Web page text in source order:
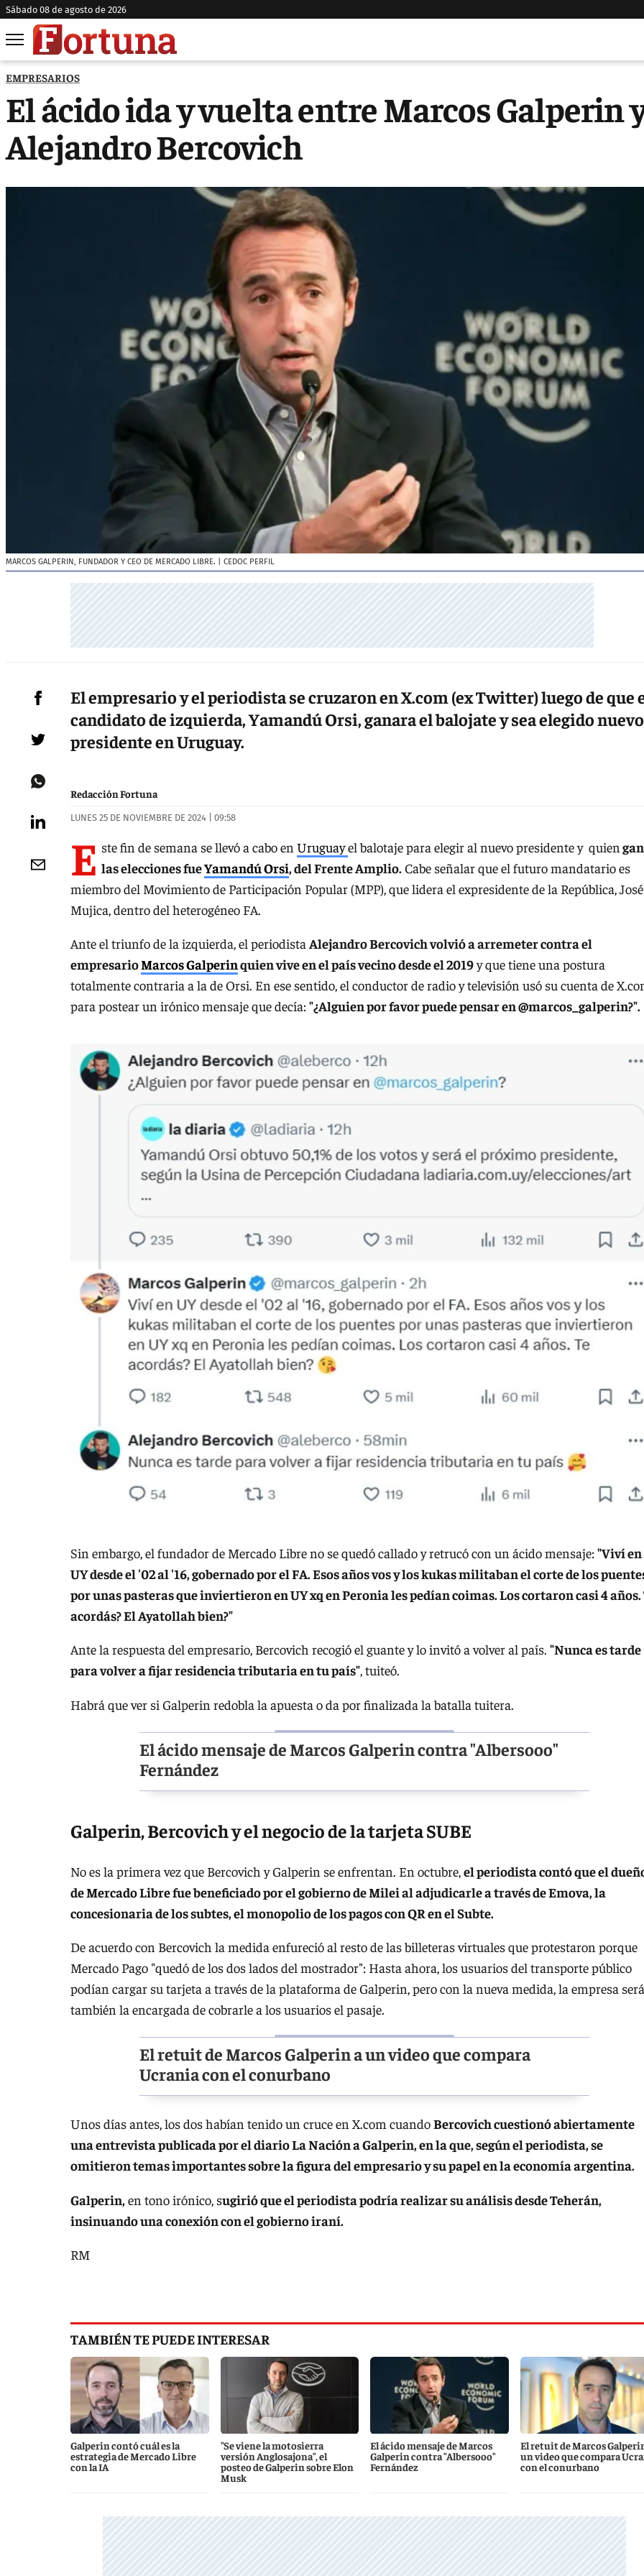
sábado 08 de agosto de 2026
EMPRESARIOS
El ácido ida y vuelta entre Marcos Galperin
Alejandro Bercovich
MARCOS GALPERIN, FUNDADOR Y CEO DE MERCADO LIBRE. | CEDOC PERFIL
El empresario y el periodista se cruzaron en X.com (ex Twitter) luego de que
candidato de izquierda, Yamandú Orsi, ganara el balojate y sea elegido nuevo
presidente en Uruguay.
Redacción Fortuna
LUNES 25 DE NOVIEMBRE DE 2024 | 09:58
E ste fin de semana se llevó a cabo en Uruguayel balotaje para elegir al nuevo presidente y quien
las elecciones fueYamandú Orsi, del Frente Amplio.Cabe señalar que el futuro mandatario es
miembro del Movimiento de Participación Popular (MPP), que lidera el expresidente de la República, José
Mujica, dentro del heterogéneo FA.
Ante el triunfo de la izquierda, el periodista Alejandro Bercovich volvió a arremeter contra el
empresarioMarcos Galperinquien vive en el país vecino desde el 2019y que tiene una postura
totalmente contraria a la de Orsi. En ese sentido, el conductor de radio y televisión usó su cuenta de
para postear un irónico mensaje que decía:"¿Alguien por favor puede pensar en @marcos_galperin?".
Sin embargo, el fundador de Mercado Libre no se quedó callado y retrucó con un ácido mensaje:"Viví en
UY desde el '02 al '16, gobernado por el FA. Esos años vos y los kukas militaban el corte de los
por unas pasteras que inviertieron en UY xq en Peronia les pedían coimas. Los cortaron casi 4 años.
acordás? El Ayatollah bien?"
Ante la respuesta del empresario, Bercovich recogió el guante y lo invitó a volver al país. "Nunca es tarde
para volver a fijar residencia tributaria en tu país", tuiteó.
Habrá que ver si Galperin redobla la apuesta o da por finalizada la batalla tuitera.
El ácido mensaje de Marcos Galperin contra "Albersooo"
Fernández
Galperin, Bercovich y el negocio de la tarjeta SUBE
No es la primera vez que Bercovich y Galperin se enfrentan. En octubre, el periodista contó que el
de Mercado Libre fue beneficiado por el gobierno de Milei al adjudicarle a través de Emova, la
concesionaria de los subtes, el monopolio de los pagos con QR en el Subte.
De acuerdo con Bercovich la medida enfureció al resto de las billeteras virtuales que protestaron porque
Mercado Pago "quedó de los dos lados del mostrador": Hasta ahora, los usuarios del transporte público
podían cargar su tarjeta a través de la plataforma de Galperin, pero con la nueva medida, la empresa será
también la encargada de cobrarle a los usuarios el pasaje.
El retuit de Marcos Galperin a un video que compara
Ucrania con el conurbano
Unos días antes, los dos habían tenido un cruce en X.com cuandoBercovich cuestionó abiertamente
una entrevista publicada por el diario La Nación a Galperin, en la que, según el periodista, se
omitieron temas importantes sobre la figura del empresario y su papel en la economía argentina.
Galperin,en tono irónico, sugirió que el periodista podría realizar su análisis desde Teherán,
insinuando una conexión con el gobierno iraní.
RM
TAMBIÉN TE PUEDE INTERESAR
Galperin contó cuál es la
estrategia de Mercado Libre
con la IA
"Se viene la motosierra
versión Anglosajona", el
posteo de Galperin sobre Elon
Musk
El ácido mensaje de Marcos
Galperin contra "Albersooo"
Fernández
El retuit de Marcos
un video que compara
con el conurbano